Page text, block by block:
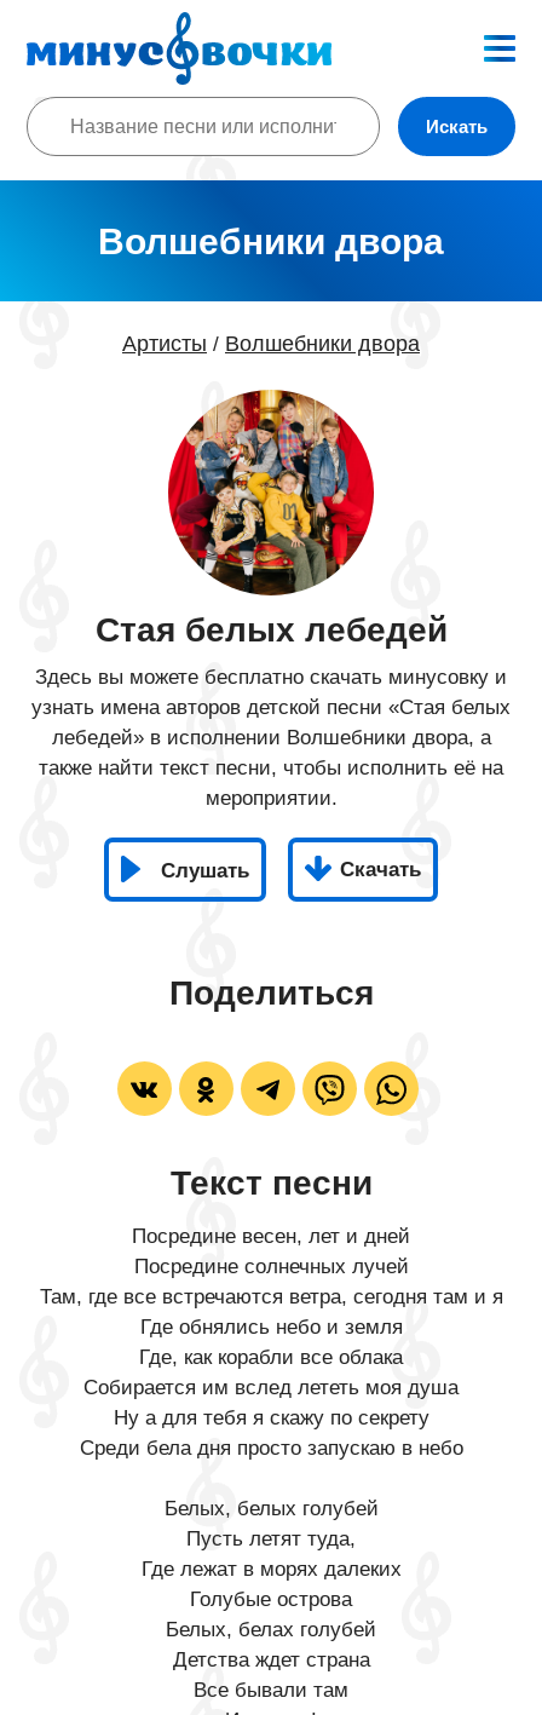
Искать
Волшебники двора
Артисты / Волшебники двора
Стая белых лебедей
Здесь вы можете бесплатно скачать минусовку и
узнать имена авторов детской песни «Стая белых
лебедей» в исполнении Волшебники двора, а
также найти текст песни, чтобы исполнить её на
мероприятии.
Слушать Скачать
Поделиться
Текст песни
Посредине весен, лет и дней
Посредине солнечных лучей
Там, где все встречаются ветра, сегодня там и я
Где обнялись небо и земля
Где, как корабли все облака
Собирается им вслед лететь моя душа
Ну а для тебя я скажу по секрету
Среди бела дня просто запускаю в небо
Белых, белых голубей
Пусть летят туда,
Где лежат в морях далеких
Голубые острова
Белых, белах голубей
Детства ждет страна
Все бывали там